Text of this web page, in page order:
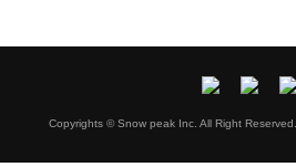
Copyrights © Snow peak Inc. All Right Reserved.